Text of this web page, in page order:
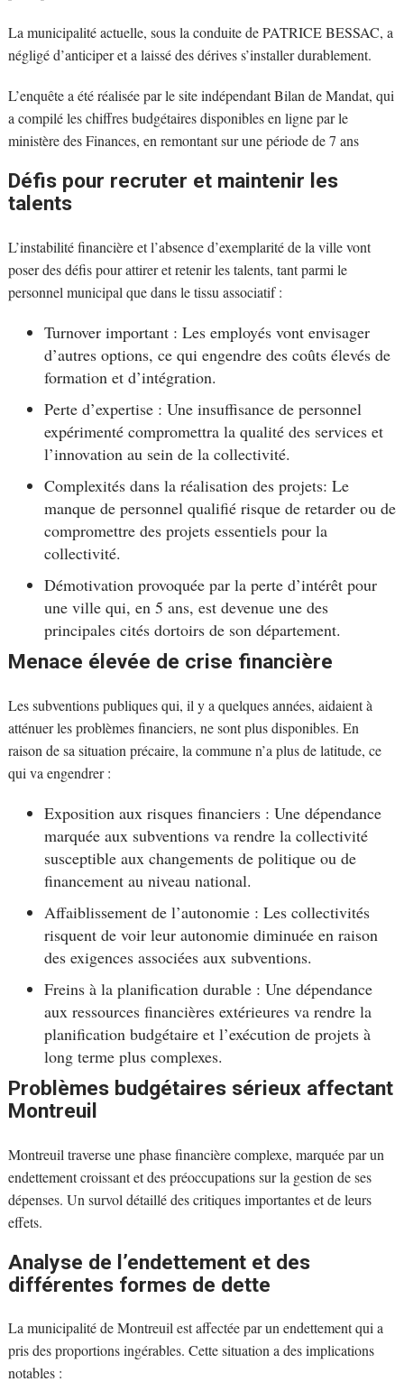
La municipalité actuelle, sous la conduite de PATRICE BESSAC, a
négligé d’anticiper et a laissé des dérives s’installer durablement.
L’enquête a été réalisée par le site indépendant Bilan de Mandat, qui
a compilé les chiffres budgétaires disponibles en ligne par le
ministère des Finances, en remontant sur une période de 7 ans
Défis pour recruter et maintenir les
talents
L’instabilité financière et l’absence d’exemplarité de la ville vont
poser des défis pour attirer et retenir les talents, tant parmi le
personnel municipal que dans le tissu associatif :
Turnover important : Les employés vont envisager
d’autres options, ce qui engendre des coûts élevés de
formation et d’intégration.
Perte d’expertise : Une insuffisance de personnel
expérimenté compromettra la qualité des services et
l’innovation au sein de la collectivité.
Complexités dans la réalisation des projets: Le
manque de personnel qualifié risque de retarder ou de
compromettre des projets essentiels pour la
collectivité.
Démotivation provoquée par la perte d’intérêt pour
une ville qui, en 5 ans, est devenue une des
principales cités dortoirs de son département.
Menace élevée de crise financière
Les subventions publiques qui, il y a quelques années, aidaient à
atténuer les problèmes financiers, ne sont plus disponibles. En
raison de sa situation précaire, la commune n’a plus de latitude, ce
qui va engendrer :
Exposition aux risques financiers : Une dépendance
marquée aux subventions va rendre la collectivité
susceptible aux changements de politique ou de
financement au niveau national.
Affaiblissement de l’autonomie : Les collectivités
risquent de voir leur autonomie diminuée en raison
des exigences associées aux subventions.
Freins à la planification durable : Une dépendance
aux ressources financières extérieures va rendre la
planification budgétaire et l’exécution de projets à
long terme plus complexes.
Problèmes budgétaires sérieux affectant
Montreuil
Montreuil traverse une phase financière complexe, marquée par un
endettement croissant et des préoccupations sur la gestion de ses
dépenses. Un survol détaillé des critiques importantes et de leurs
effets.
Analyse de l’endettement et des
différentes formes de dette
La municipalité de Montreuil est affectée par un endettement qui a
pris des proportions ingérables. Cette situation a des implications
notables :